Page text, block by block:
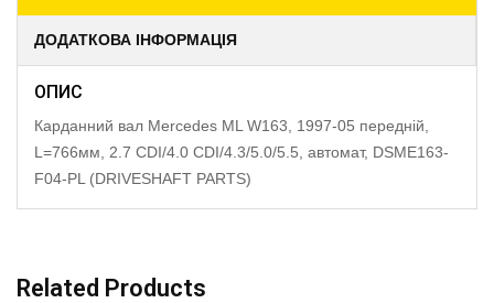
ДОДАТКОВА ІНФОРМАЦІЯ
ОПИС
Карданний вал Mercedes ML W163, 1997-05 передній,
L=766мм, 2.7 CDI/4.0 CDI/4.3/5.0/5.5, автомат, DSME163-
F04-PL (DRIVESHAFT PARTS)
Related Products